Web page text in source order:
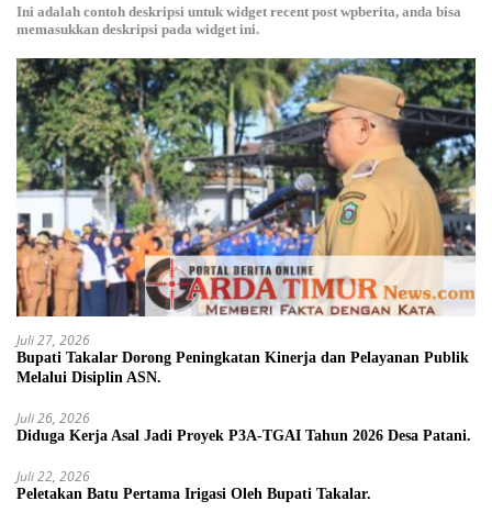
Ini adalah contoh deskripsi untuk widget recent post wpberita, anda bisa
memasukkan deskripsi pada widget ini.
Juli 27, 2026
Bupati Takalar Dorong Peningkatan Kinerja dan Pelayanan Publik
Melalui Disiplin ASN.
Juli 26, 2026
Diduga Kerja Asal Jadi Proyek P3A-TGAI Tahun 2026 Desa Patani.
Juli 22, 2026
Peletakan Batu Pertama Irigasi Oleh Bupati Takalar.